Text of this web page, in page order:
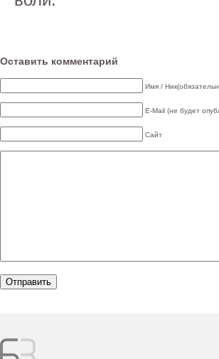
Оставить комментарий
Имя /
E-Mail (не будет
Сайт